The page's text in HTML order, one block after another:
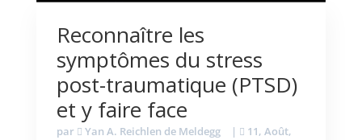
Reconnaître les
symptômes du stress
post-traumatique (PTSD)
et y faire face
par Yan A. Reichlen de Meldegg |
11, Août,